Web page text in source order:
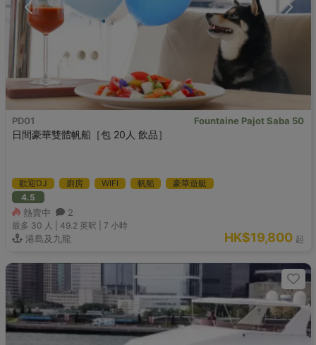
PD01 Fountaine Pajot Saba 50
日間豪華雙體帆船［包 20人 飲品］
歡迎DJ 廚房 WIFI 帆船
豪華遊艇
4.5
熱賣中 2
最多 30 人 | 49.2 英呎 7 小時
港島及九龍 HK$19,800 起